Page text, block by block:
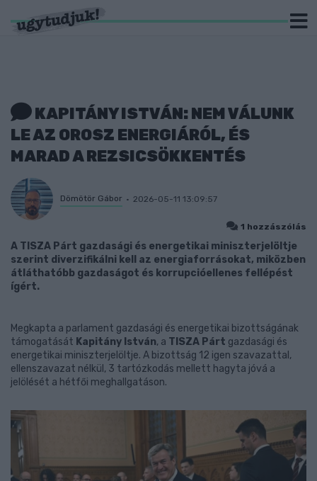
KAPITÁNY ISTVÁN: NEM VÁLUNK
LE AZ OROSZ ENERGIÁRÓL, ÉS
MARAD A REZSICSÖKKENTÉS
Dömötör Gábor 2026-05-11 13:09:57
1 hozzászólás
A TISZA Párt gazdasági és energetikai miniszterjelöltje
szerint diverzifikálni kell az energiaforrásokat, miközben
átláthatóbb gazdaságot és korrupcióellenes fellépést
ígért.
Megkapta a parlament gazdasági és energetikai bizottságának
támogatását Kapitány István, a TISZA Párt gazdasági és
energetikai miniszterjelöltje. A bizottság 12 igen szavazattal,
ellenszavazat nélkül, 3 tartózkodás mellett hagyta jóvá a
jelölését a hétfői meghallgatáson.